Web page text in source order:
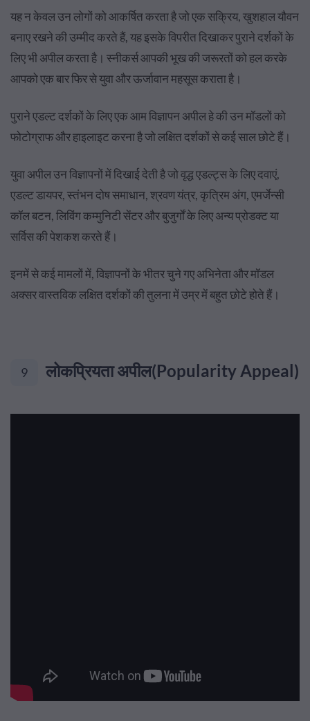
यह न केवल उन लोगों को आकर्षित करता है जो एक सक्रिय, खुशहाल यौवन
बनाए रखने की उम्मीद करते हैं, यह इसके विपरीत दिखाकर पुराने दर्शकों के
लिए भी अपील करता है। स्नीकर्स आपकी भूख की जरूरतों को हल करके
आपको एक बार फिर से युवा और ऊर्जावान महसूस कराता है।
पुराने एडल्ट दर्शकों के लिए एक आम विज्ञापन अपील हे की उन मॉडलों को
फोटोग्राफ और हाइलाइट करना है जो लक्षित दर्शकों से कई साल छोटे हैं।
युवा अपील उन विज्ञापनों में दिखाई देती है जो वृद्ध एडल्ट्स के लिए दवाएं,
एडल्ट डायपर, स्तंभन दोष समाधान, श्रवण यंत्र, कृत्रिम अंग, एमर्जेन्सी
कॉल बटन, लिविंग कम्मुनिटी सेंटर और बुजुर्गों के लिए अन्य प्रोडक्ट या
सर्विस की पेशकश करते हैं।
इनमें से कई मामलों में, विज्ञापनों के भीतर चुने गए अभिनेता और मॉडल
अक्सर वास्तविक लक्षित दर्शकों की तुलना में उम्र में बहुत छोटे होते हैं।
9 लोकप्रियता अपील(Popularity Appeal)